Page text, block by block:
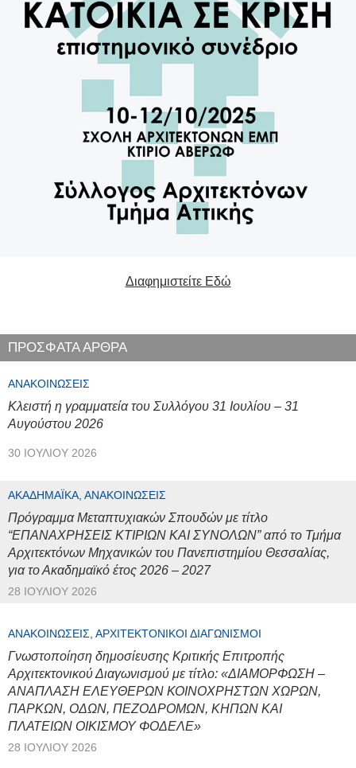
Διαφημιστείτε Εδώ
ΠΡΟΣΦΑΤΑ ΑΡΘΡΑ
ΑΝΑΚΟΙΝΏΣΕΙΣ
Κλειστή η γραμματεία του Συλλόγου 31 Ιουλίου – 31
Αυγούστου 2026
30 ΙΟΥΛΊΟΥ 2026
ΑΚΑΔΗΜΑΪΚΆ, ΑΝΑΚΟΙΝΏΣΕΙΣ
Πρόγραμμα Μεταπτυχιακών Σπουδών με τίτλο
“ΕΠΑΝΑΧΡΗΣΕΙΣ ΚΤΙΡΙΩΝ ΚΑΙ ΣΥΝΟΛΩΝ” από το Τμήμα
Αρχιτεκτόνων Μηχανικών του Πανεπιστημίου Θεσσαλίας,
για το Ακαδημαϊκό έτος 2026 – 2027
28 ΙΟΥΛΊΟΥ 2026
ΑΝΑΚΟΙΝΏΣΕΙΣ, ΑΡΧΙΤΕΚΤΟΝΙΚΟΊ ΔΙΑΓΩΝΙΣΜΟΊ
Γνωστοποίηση δημοσίευσης Κριτικής Επιτροπής
Αρχιτεκτονικού Διαγωνισμού με τίτλο: «ΔΙΑΜΟΡΦΩΣΗ –
ΑΝΑΠΛΑΣΗ ΕΛΕΥΘΕΡΩΝ ΚΟΙΝΟΧΡΗΣΤΩΝ ΧΩΡΩΝ,
ΠΑΡΚΩΝ, ΟΔΩΝ, ΠΕΖΟΔΡΟΜΩΝ, ΚΗΠΩΝ ΚΑΙ
ΠΛΑΤΕΙΩΝ ΟΙΚΙΣΜΟΥ ΦΟΔΕΛΕ»
28 ΙΟΥΛΊΟΥ 2026